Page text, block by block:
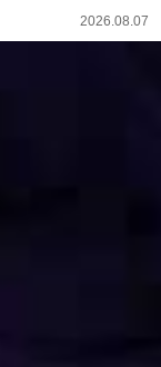
2026.08.07